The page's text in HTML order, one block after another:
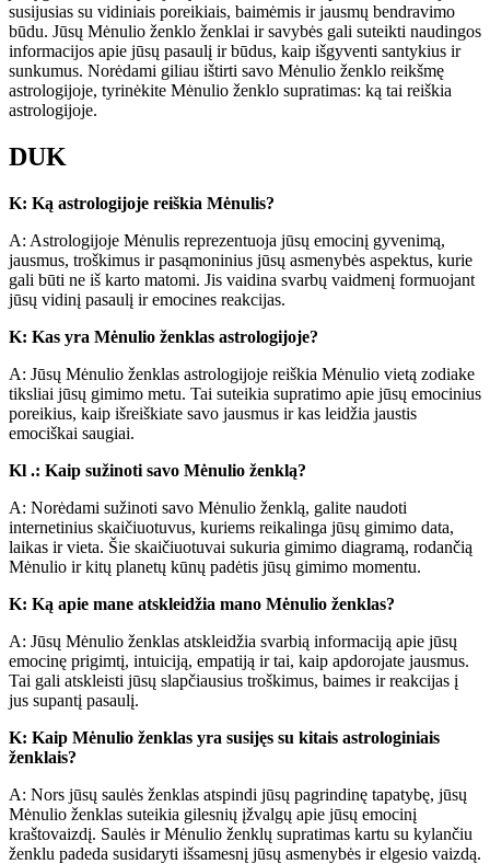
susijusias su vidiniais poreikiais, baimėmis ir jausmų bendravimo
būdu. Jūsų Mėnulio ženklo ženklai ir savybės gali suteikti naudingos
informacijos apie jūsų pasaulį ir būdus, kaip išgyventi santykius ir
sunkumus. Norėdami giliau ištirti savo Mėnulio ženklo reikšmę
astrologijoje, tyrinėkite Mėnulio ženklo supratimas: ką tai reiškia
astrologijoje.
DUK
K: Ką astrologijoje reiškia Mėnulis?
A: Astrologijoje Mėnulis reprezentuoja jūsų emocinį gyvenimą,
jausmus, troškimus ir pasąmoninius jūsų asmenybės aspektus, kurie
gali būti ne iš karto matomi. Jis vaidina svarbų vaidmenį formuojant
jūsų vidinį pasaulį ir emocines reakcijas.
K: Kas yra Mėnulio ženklas astrologijoje?
A: Jūsų Mėnulio ženklas astrologijoje reiškia Mėnulio vietą zodiake
tiksliai jūsų gimimo metu. Tai suteikia supratimo apie jūsų emocinius
poreikius, kaip išreiškiate savo jausmus ir kas leidžia jaustis
emociškai saugiai.
Kl .: Kaip sužinoti savo Mėnulio ženklą?
A: Norėdami sužinoti savo Mėnulio ženklą, galite naudoti
internetinius skaičiuotuvus, kuriems reikalinga jūsų gimimo data,
laikas ir vieta. Šie skaičiuotuvai sukuria gimimo diagramą, rodančią
Mėnulio ir kitų planetų kūnų padėtis jūsų gimimo momentu.
K: Ką apie mane atskleidžia mano Mėnulio ženklas?
A: Jūsų Mėnulio ženklas atskleidžia svarbią informaciją apie jūsų
emocinę prigimtį, intuiciją, empatiją ir tai, kaip apdorojate jausmus.
Tai gali atskleisti jūsų slapčiausius troškimus, baimes ir reakcijas į
jus supantį pasaulį.
K: Kaip Mėnulio ženklas yra susijęs su kitais astrologiniais
ženklais?
A: Nors jūsų saulės ženklas atspindi jūsų pagrindinę tapatybę, jūsų
Mėnulio ženklas suteikia gilesnių įžvalgų apie jūsų emocinį
kraštovaizdį. Saulės ir Mėnulio ženklų supratimas kartu su kylančiu
ženklu padeda susidaryti išsamesnį jūsų asmenybės ir elgesio vaizdą.